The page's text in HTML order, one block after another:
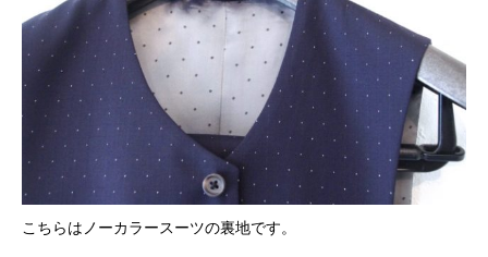
こちらはノーカラースーツの裏地です。